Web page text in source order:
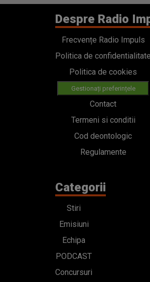
Despre Radio
Frecvențe Radio Impuls
Politica de confidentialitate
Politica de cookies
Gestionați preferințele
Contact
Termeni si conditii
Cod deontologic
Regulamente
Categorii
Stiri
Emisiuni
Echipa
PODCAST
Concursuri